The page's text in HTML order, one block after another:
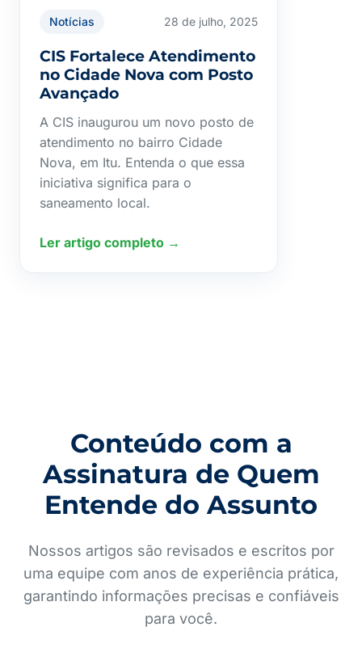
Notícias 28 de julho, 2025
CIS Fortalece Atendimento
no Cidade Nova com Posto
Avançado
A CIS inaugurou um novo posto de
atendimento no bairro Cidade
Nova, em Itu. Entenda o que essa
iniciativa significa para o
saneamento local.
Ler artigo completo →
Conteúdo com a
Assinatura de Quem
Entende do Assunto
Nossos artigos são revisados e escritos por
uma equipe com anos de experiência prática,
garantindo informações precisas e confiáveis
para você.